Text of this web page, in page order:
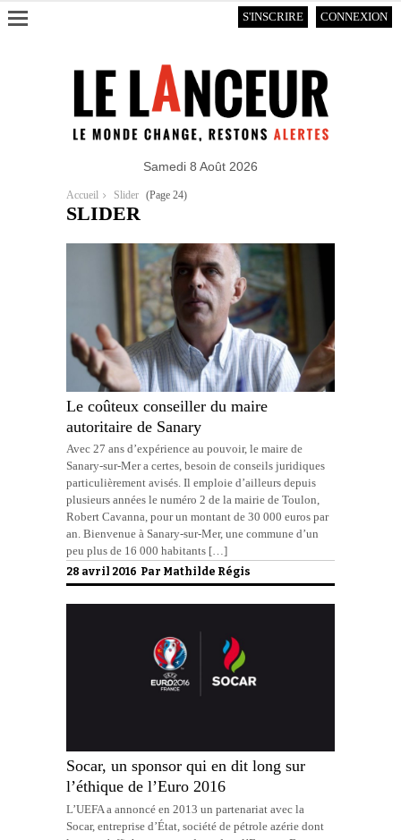
S'INSCRIRE CONNEXION
Samedi 8 Août 2026
Accueil Slider (Page 24)
SLIDER
Le coûteux conseiller du maire
autoritaire de Sanary
Avec 27 ans d’expérience au pouvoir, le maire de
Sanary-sur-Mer a certes, besoin de conseils juridiques
particulièrement avisés. Il emploie d’ailleurs depuis
plusieurs années le numéro 2 de la mairie de Toulon,
Robert Cavanna, pour un montant de 30 000 euros par
an. Bienvenue à Sanary-sur-Mer, une commune d’un
peu plus de 16 000 habitants […]
28 avril 2016 Par Mathilde Régis
Socar, un sponsor qui en dit long sur
l’éthique de l’Euro 2016
L’UEFA a annoncé en 2013 un partenariat avec la
Socar, entreprise d’État, société de pétrole azérie dont